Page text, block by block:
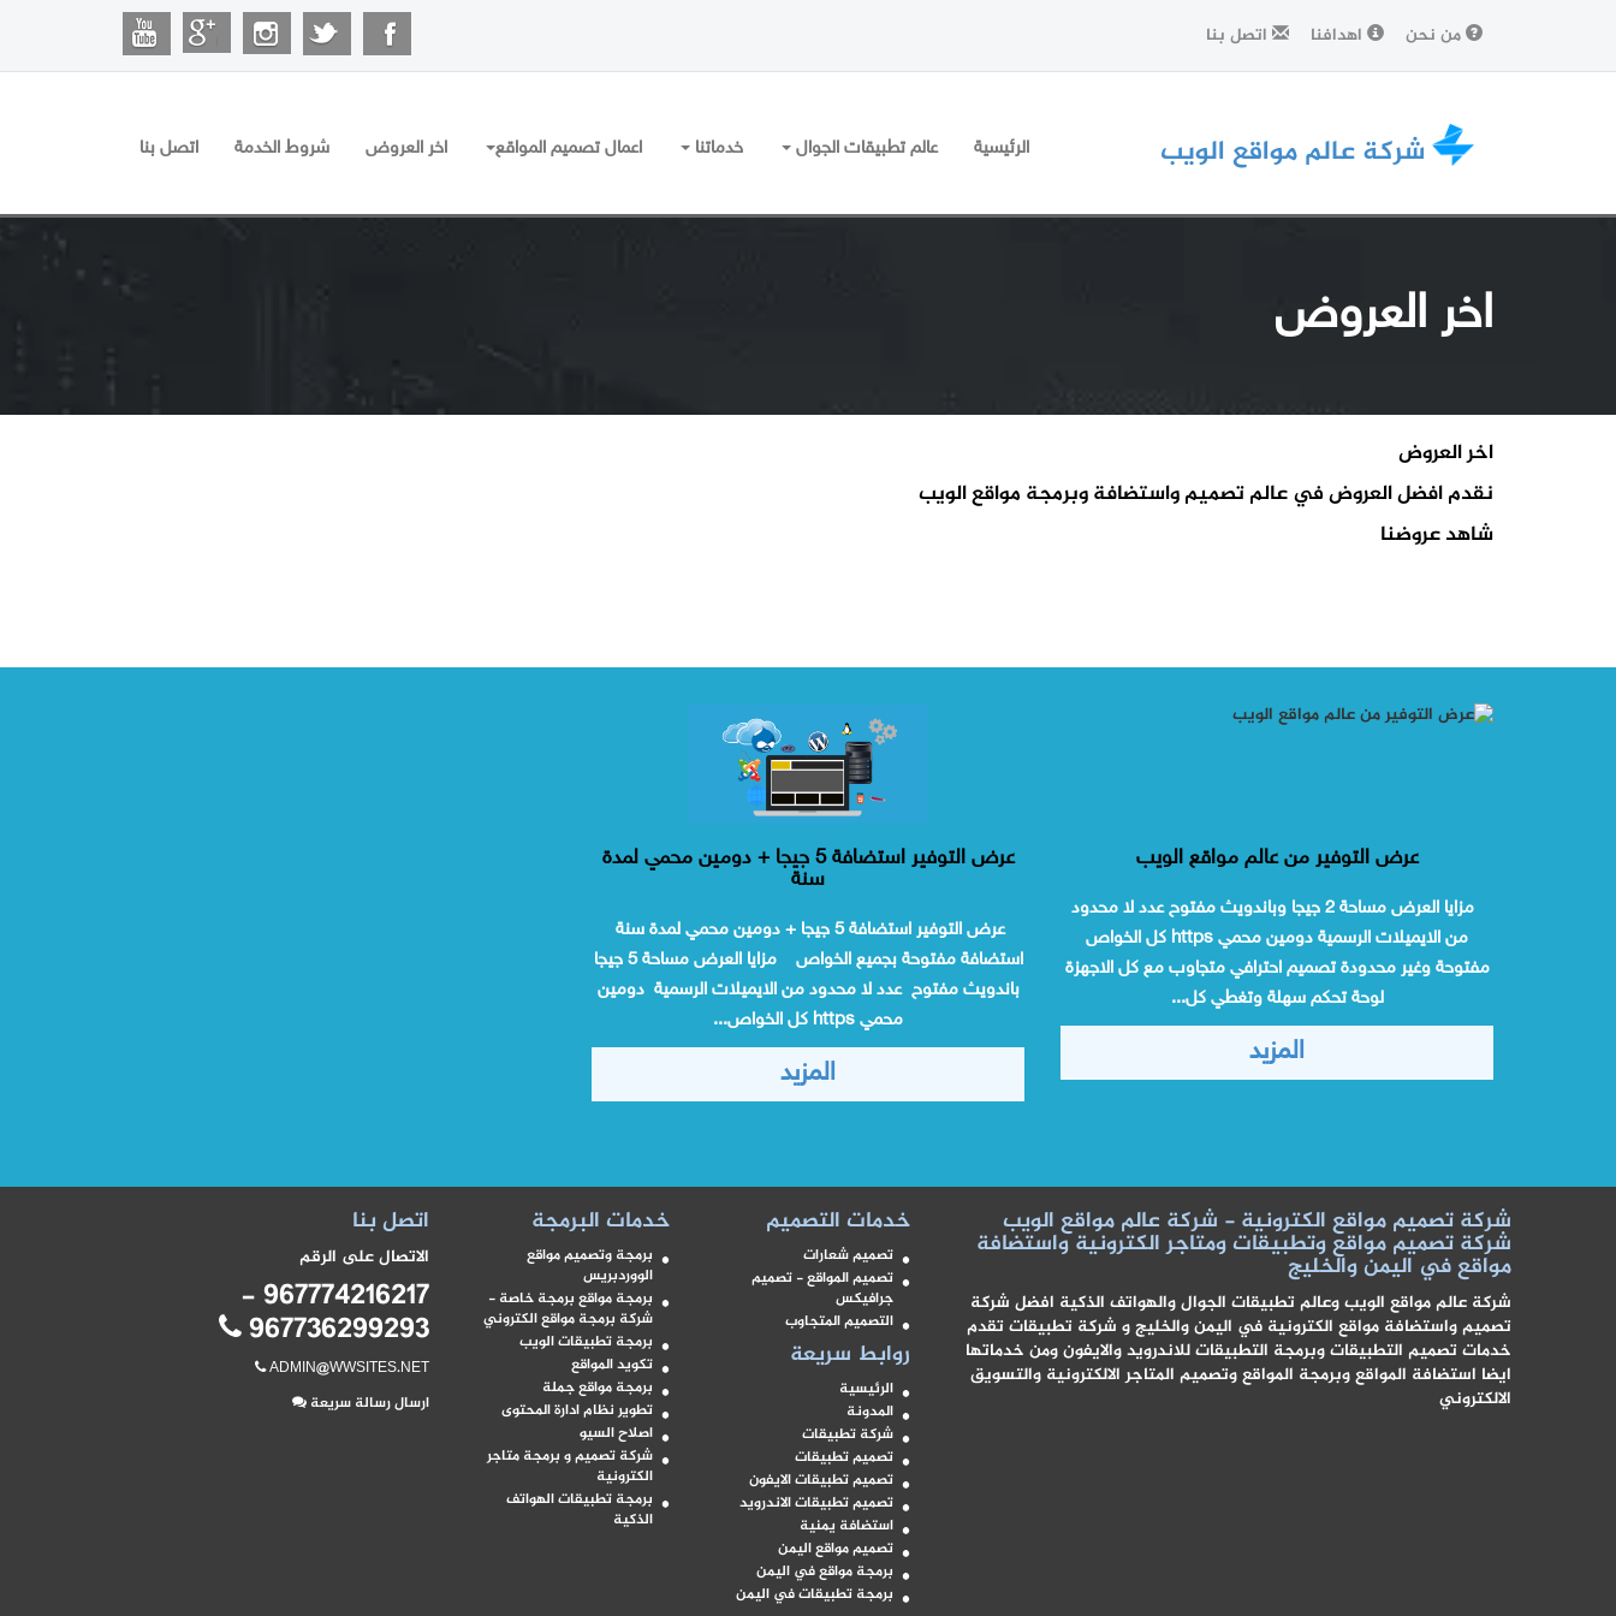
من نحن اهدافنا اتصل بنا
شركة عالم مواقع الويب الرئيسية عالم تطبيقات الجوال خدماتنا اعمال تصميم المواقع اخر العروض شروط الخدمة اتصل بنا
اخر العروض
اخر العروض
نقدم افضل العروض في عالم تصميم واستضافة وبرمجة مواقع الويب
شاهد عروضنا
عرض التوفير من عالم مواقع الويب
مزايا العرض مساحة 2 جيجا وباندويث مفتوح عدد لا محدود
من الايميلات الرسمية دومين محمي https كل الخواص
مفتوحة وغير محدودة تصميم احترافي متجاوب مع كل الاجهزة
لوحة تحكم سهلة وتغطي كل...
المزيد
عرض التوفير استضافة 5 جيجا + دومين محمي لمدة
سنة
عرض التوفير استضافة 5 جيجا + دومين محمي لمدة سنة
استضافة مفتوحة بجميع الخواص مزايا العرض مساحة 5 جيجا
باندويث مفتوح عدد لا محدود من الايميلات الرسمية دومين
محمي https كل الخواص...
المزيد
اتصل بنا
الاتصال على الرقم
967774216217 -
967736299293
ADMIN@WWSITES.NET
ارسال رسالة سريعة
خدمات البرمجة
برمجة وتصميم مواقع
الووردبريس
برمجة مواقع برمجة خاصة -
شركة برمجة مواقع الكتروني
برمجة تطبيقات الويب
تكويد المواقع
برمجة مواقع جملة
تطوير نظام ادارة المحتوى
اصلاح السيو
شركة تصميم و برمجة متاجر
الكترونية
برمجة تطبيقات الهواتف
الذكية
خدمات التصميم
تصميم شعارات
تصميم المواقع - تصميم
جرافيكس
التصميم المتجاوب
روابط سريعة
الرئيسية
المدونة
شركة تطبيقات
تصميم تطبيقات
تصميم تطبيقات الايفون
تصميم تطبيقات الاندرويد
استضافة يمنية
تصميم مواقع اليمن
برمجة مواقع في اليمن
برمجة تطبيقات في اليمن
شركة تصميم مواقع الكترونية - شركة عالم مواقع الويب
شركة تصميم مواقع وتطبيقات ومتاجر الكترونية واستضافة
مواقع في اليمن والخليج
شركة عالم مواقع الويب وعالم تطبيقات الجوال والهواتف الذكية افضل شركة
تصميم واستضافة مواقع الكترونية في اليمن والخليج و شركة تطبيقات تقدم
خدمات تصميم التطبيقات وبرمجة التطبيقات للاندرويد والايفون ومن خدماتها
ايضا استضافة المواقع وبرمجة المواقع وتصميم المتاجر الالكترونية والتسويق
الالكتروني